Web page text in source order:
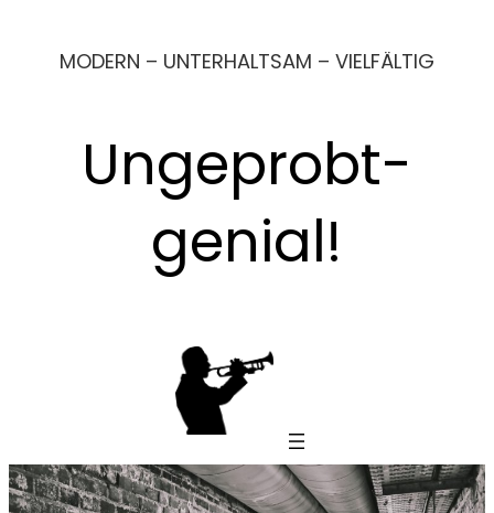
InhaltMODERN – UNTERHALTSAM – VIELFÄLTIG
Ungeprobt-
genial!